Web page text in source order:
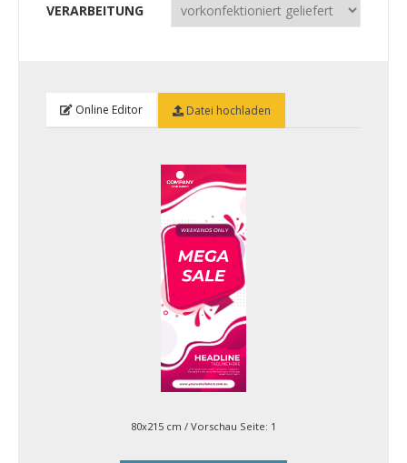
VERARBEITUNG
Online Editor Datei hochladen
80x215 cm / Vorschau Seite: 1